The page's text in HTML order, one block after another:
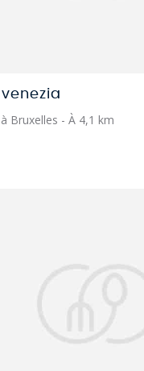
Bruxelles - À 4,1 km